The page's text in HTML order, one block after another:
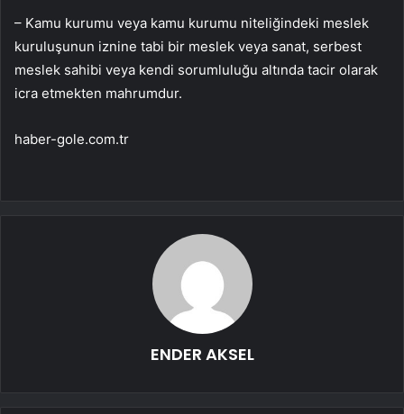
– Kamu kurumu veya kamu kurumu niteliğindeki meslek
kuruluşunun iznine tabi bir meslek veya sanat, serbest
meslek sahibi veya kendi sorumluluğu altında tacir olarak
icra etmekten mahrumdur.
haber-gole.com.tr
ENDER AKSEL